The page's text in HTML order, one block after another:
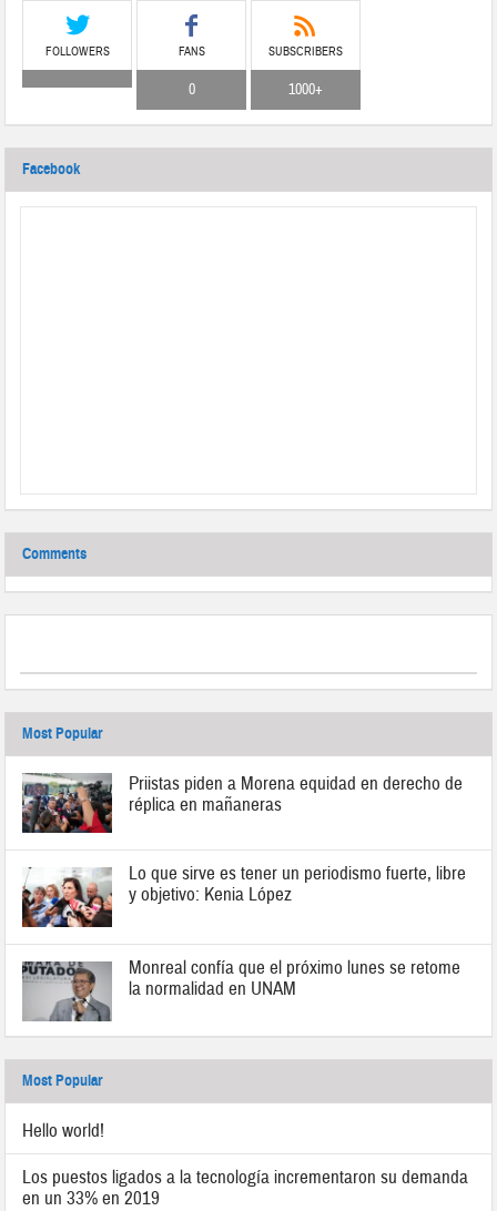
FOLLOWERS FANS
0
SUBSCRIBERS
1000+
Facebook
Comments
Most Popular
Priistas piden a Morena equidad en derecho de
réplica en mañaneras
Lo que sirve es tener un periodismo fuerte, libre
y objetivo: Kenia López
Monreal confía que el próximo lunes se retome
la normalidad en UNAM
Most Popular
Hello world!
Los puestos ligados a la tecnología incrementaron su demanda
en un 33% en 2019